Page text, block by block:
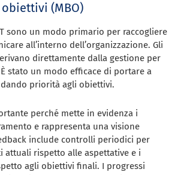
(MBO)
sono un modo primario per raccogliere
all’interno dell’organizzazione. Gli
direttamente dalla gestione per
stato un modo efficace di portare a
priorità agli obiettivi.
perché mette in evidenza i
e rappresenta una visione
include controlli periodici per
attuali rispetto alle aspettative e i
agli obiettivi finali. I progressi